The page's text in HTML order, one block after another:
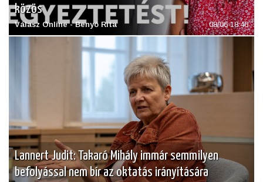
közös
Válasz Online - Benyó Rita 08/06 18:46
Lannert Judit: Takaró Mihály immár semmilyen
befolyással nem bír az oktatás irányítására